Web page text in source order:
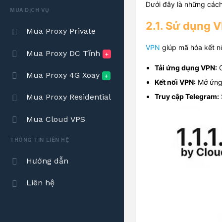
MUA DỊCH VỤ
Mua Proxy Private
Mua Proxy DC Tĩnh +
Mua Proxy 4G Xoay +
Mua Proxy Residential
Mua Cloud VPS
THÔNG TIN LIÊN HỆ
Hướng dẫn
Liên hệ
Dưới đây là những
2.1. Sử dụng
VPN giúp mã hóa kết
Tải ứng dụng VPN:
Kết nối VPN: Mở
Truy cập Telegram: